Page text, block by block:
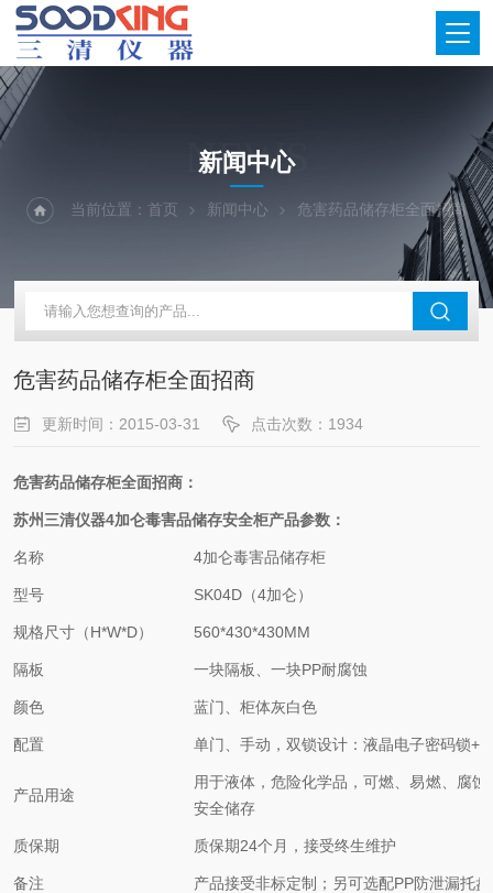
NEWS
新闻中心
当前位置： 首页 新闻中心 危害药品储存柜全面招商
危害药品储存柜全面招商
更新时间：2015-03-31 点击次数：1934
危害药品储存柜全面招商：
苏州三清仪器4加仑毒害品储存安全柜产品参数：
名称 4加仑毒害品储存柜
型号 SK04D（4加仑）
规格尺寸（H*W*D） 560*430*430MM
隔板 一块隔板、一块PP耐腐蚀
颜色 蓝门、柜体灰白色
配置 单门、手动，双锁设计：液晶电子密码锁+
产品用途
用于液体，危险化学品，可燃、易燃、腐
安全储存
质保期 质保期24个月，接受终生维护
备注 产品接受非标定制；另可选配PP防泄漏托盘